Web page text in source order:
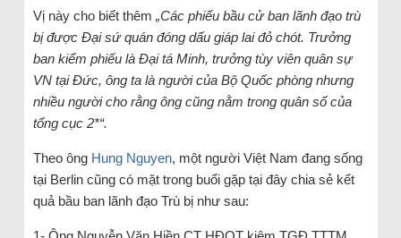
Vị này cho biết thêm „Các phiếu bầu cử ban lãnh đạo trù
bị được Đại sứ quán đóng dấu giáp lai đỏ chót. Trưởng
ban kiểm phiếu là Đại tá Minh, trưởng tùy viên quân sự
VN tại Đức, ông ta là người của Bộ Quốc phòng nhưng
nhiều người cho rằng ông cũng nằm trong quân số của
tổng cục 2*“.
Theo ông Hung Nguyen, một người Việt Nam đang sống
tại Berlin cũng có mặt trong buổi gặp tại đây chia sẻ kết
quả bầu ban lãnh đạo Trù bị như sau: